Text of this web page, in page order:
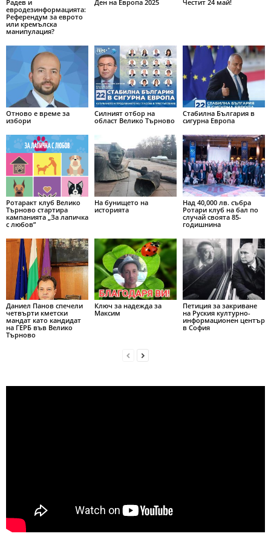
Радев и
евродезинформацията:
Референдум за еврото
или кремълска
манипулация?
Ден на Европа 2025 Честит 24 май!
Отново е време за
избори
Силният отбор на
област Велико Търново
Стабилна България в
сигурна Европа
Ротаракт клуб Велико
Търново стартира
кампанията „За лапичка
с любов”
На бунището на
историята
Над 40,000 лв. събра
Ротари клуб на бал по
случай своята 85-
годишнина
Даниел Панов спечели
четвърти кметски
мандат като кандидат
на ГЕРБ във Велико
Търново
Ключ за надежда за
Максим
Петиция за закриване
на Руския културно-
информационен център
в София